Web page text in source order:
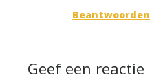
Beantwoorden
Geef een reactie